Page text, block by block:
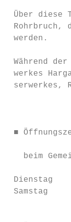
Über diese
Rohrbruch,
werden.
Während
werkes
serwerkes,
■
beim
Dienstag
Samstag